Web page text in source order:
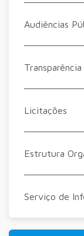
Audiências
Transparência
Licitações
Estrutura
Serviço de